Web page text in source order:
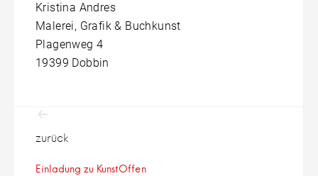
Kristina Andres
Malerei, Grafik & Buchkunst
Plagenweg 4
19399 Dobbin
Beitragsnavigation
zurück
Einladung zu KunstOffen